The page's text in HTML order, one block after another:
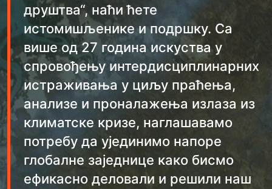
друштва“, наћи ћете
истомишљенике и подршку. Са
више од 27 година искуства у
спровођењу интердисциплинарних
истраживања у циљу праћења,
анализе и проналажења излаза из
климатске кризе, наглашавамо
потребу да ујединимо напоре
глобалне заједнице како бисмо
ефикасно деловали и решили наш